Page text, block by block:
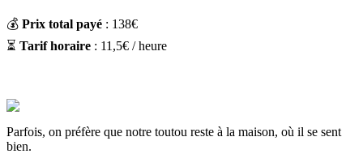
💰 Prix total payé : 138€
⏳ Tarif horaire : 11 ,5€ / heure
Parfois, on préfère que notre toutou reste à la maison, où il se sent
bien.